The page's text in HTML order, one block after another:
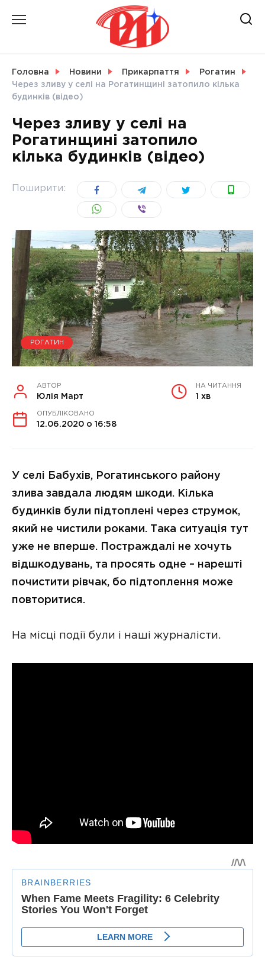
СВІТ
УКРАЇНА
Головна Новини Прикарпаття
Рогатин
Через зливу у селі на Рогатинщині затопило кілька
будинків (відео)
Через зливу у селі на
Рогатинщині затопило
кілька будинків (відео)
Поширити:
РОГАТИН
АВТОР
Юлія Март
НА ЧИТАННЯ
1 хв
ОПУБЛІКОВАНО
12.06.2020 о 16:58
У селі Бабухів, Рогатинського району
злива завдала людям шкоди. Кілька
будинків були підтоплені через струмок,
який не чистили роками. Така ситуація тут
уже не вперше. Постраждалі не хочуть
відшкодувань, та просять одне – нарешті
почистити рівчак, бо підтоплення може
повторитися.
На місці події були і наші журналісти.